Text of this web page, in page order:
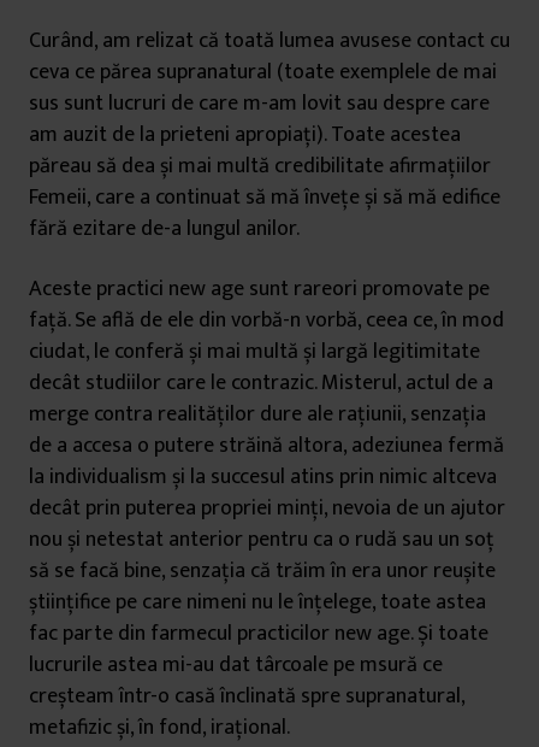
Curând, am relizat că toată lumea avusese contact cu
ceva ce părea supranatural (toate exemplele de mai
sus sunt lucruri de care m-am lovit sau despre care
am auzit de la prieteni apropiați). Toate acestea
păreau să dea și mai multă credibilitate afirmațiilor
Femeii, care a continuat să mă învețe și să mă edifice
fără ezitare de-a lungul anilor.
Aceste practici new age sunt rareori promovate pe
față. Se află de ele din vorbă-n vorbă, ceea ce, în mod
ciudat, le conferă și mai multă și largă legitimitate
decât studiilor care le contrazic. Misterul, actul de a
merge contra realităților dure ale rațiunii, senzația
de a accesa o putere străină altora, adeziunea fermă
la individualism și la succesul atins prin nimic altceva
decât prin puterea propriei minți, nevoia de un ajutor
nou și netestat anterior pentru ca o rudă sau un soț
să se facă bine, senzația că trăim în era unor reușite
științifice pe care nimeni nu le înțelege, toate astea
fac parte din farmecul practicilor new age. Și toate
lucrurile astea mi-au dat târcoale pe msură ce
creșteam într-o casă înclinată spre supranatural,
metafizic și, în fond, irațional.